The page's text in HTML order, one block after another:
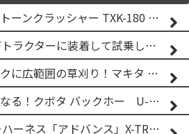
石が一瞬で砕ける！ストーンクラッシャー TXK-180 実演
自動操舵CHCNAVをBFトラクターに装着して試乗してみた！！ CHCNAV NX610
押すだけカンタン！ラクに広範囲の草刈り！マキタ バッテリー式草刈り機 MUG001G 2
現場が、もっと楽しくなる！クボタ バックホー U-25-3A
STIHL フォレストリーハーネス「アドバンス」X-TREEm